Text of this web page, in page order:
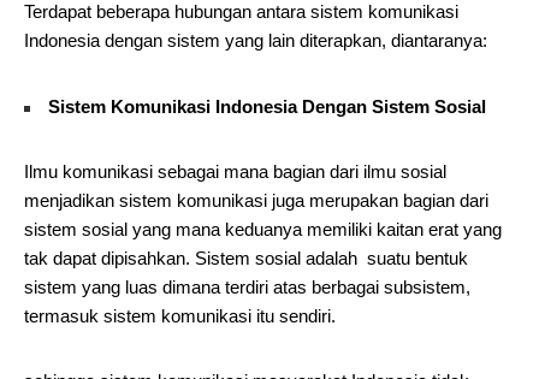
Terdapat beberapa hubungan antara sistem komunikasi
Indonesia dengan sistem yang lain diterapkan, diantaranya:
Sistem Komunikasi Indonesia Dengan Sistem Sosial
Ilmu komunikasi sebagai mana bagian dari ilmu sosial
menjadikan sistem komunikasi juga merupakan bagian dari
sistem sosial yang mana keduanya memiliki kaitan erat yang
tak dapat dipisahkan. Sistem sosial adalah suatu bentuk
sistem yang luas dimana terdiri atas berbagai subsistem,
termasuk sistem komunikasi itu sendiri.